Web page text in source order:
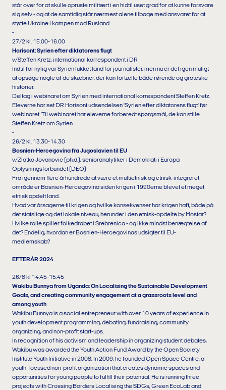
står over for at skulle opruste militært i en hidtil uset grad for at kunne forsvare
sig selv - og at de samtidig står nærmest alene tilbage med ansvaret for at
støtte Ukraine i kampen mod Rusland.
-
27/2 kl. 15.00-16.00
Horisont: Syrien efter diktatorens flugt
v/Steffen Kretz, international korrespondent i DR
Indtil for nylig var Syrien lukket land for journalister, men nu er det igen muligt
at opsøge nogle af de skæbner, der kan fortælle både rørende og groteske
historier.
Deltag i webinaret om Syrien med international korrespondent Steffen Kretz.
Eleverne har set DR Horisont udsendelsen 'Syrien efter diktatorens flugt' før
webinaret. Til webinaret har eleverne forberedt spørgsmål, de kan stille
Steffen Kretz om Syrien.
-
26/2 kl. 13.30-14.30
Bosnien-Hercegovina fra Jugoslavien til EU
v/Zlatko Jovanovic (ph.d.), senioranalytiker i Demokrati i Europa
Oplysningsforbundet (DEO)
Fra igennem flere århundrede at være et multietnisk og etnisk-integreret
område er Bosnien-Hercegovina siden krigen i 1990erne blevet et meget
etnisk opdelt land.
Hvad var årsagerne til krigen og hvilke konsekvenser har krigen haft, både på
det statslige og det lokale niveau, herunder i den etnisk-opdelte by Mostar?
Hvilke rolle spiller folkedrabet i Srebrenica - og ikke mindst benægtelse af
det? Endelig, hvordan er Bosnien-Hercegovinas udsigter til EU-
medlemskab?
EFTERÅR 2024
26/8 kl 14.45-15.45
Wakibu Bunnya from Uganda: On Localising the Sustainable Development
Goals, and creating community engagement at a grassroots level and
among youth
Wakibu Bunnya is a social entrepreneur with over 10 years of experience in
youth development programming, debating, fundraising, community
organizing, and non-profit start-ups.
In recognition of his activism and leadership in organizing student debates,
Wakibu was awarded the Youth Action Fund Award by the Open Society
Institute Youth Initiative in 2008; In 2009, he founded Open Space Centre, a
youth-focused non-profit organization that creates dynamic spaces and
opportunities for young people to fulfill their potential. He is running three
projects with Crossing Borders Localising the SDGs, Green EcoLab and